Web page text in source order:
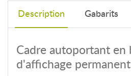
Description Gabarits
Cadre autoportant en
d'affichage